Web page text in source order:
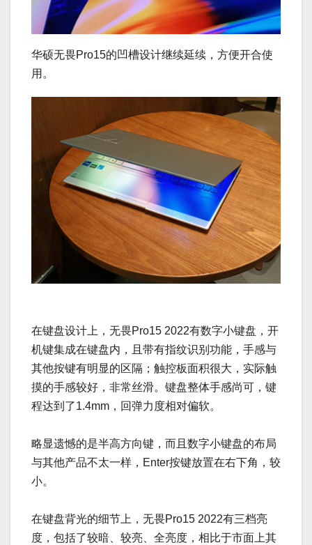
华硕无畏Pro15的凹槽设计继续延续，方便开合使
用。
在键盘设计上，无畏Pro15 2022有数字小键盘，开
机键集成在键盘内，且带有指纹识别功能，手感与
其他按键有明显的区隔；触控板面积很大，实际触
摸的手感较好，非常丝滑。键盘整体手感尚可，键
程达到了1.4mm，回弹力度相对偏软。
略显遗憾的是半高方向键，而且数字小键盘的布局
与其他产品不太一样，Enter按键放置在右下角，较
小。
在键盘背光的细节上，无畏Pro15 2022有三档亮
度，包括了较暗、较亮、全亮度，相比于市面上其